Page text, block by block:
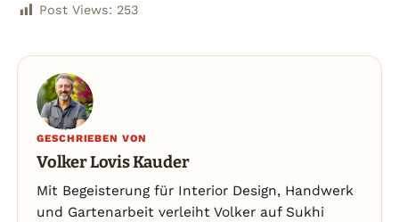
Post Views: 253
GESCHRIEBEN VON
Volker Lovis Kauder
Mit Begeisterung für Interior Design, Handwerk
und Gartenarbeit verleiht Volker auf Sukhi